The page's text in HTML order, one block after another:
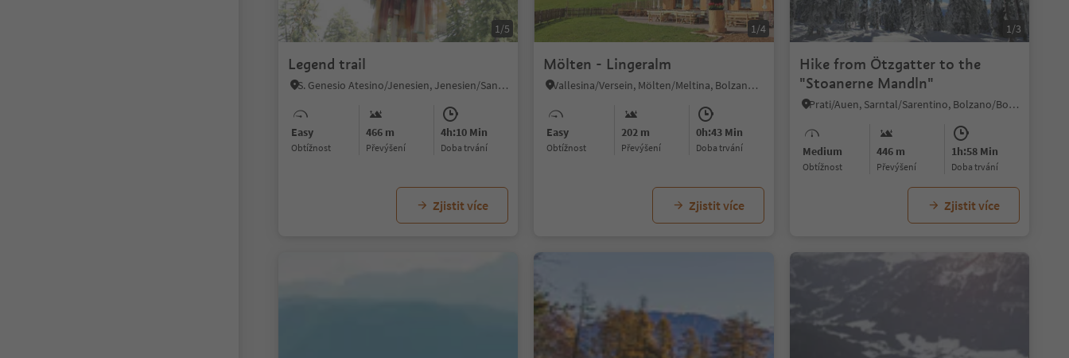
1/5
Legend trail
S. Genesio Atesino/Jenesien, Jenesien/San Genesio Atesino, Bolzano/Bozen and environs
Easy
Obtížnost
466 m
Převýšení
4h:10 Min
doba trvání
Zjistit více
1/4
Mölten - Lingeralm
Vallesina/Versein, Mölten/Meltina, Bolzano/Bozen and environs
Easy
Obtížnost
202 m
Převýšení
0h:43 Min
doba trvání
Zjistit více
1/3
Hike from Ötzgatter to the
"Stoanerne Mandln"
Prati/Auen, Sarntal/Sarentino, Bolzano/Bozen and environs
Medium
Obtížnost
446 m
Převýšení
1h:58 Min
doba trvání
Zjistit více